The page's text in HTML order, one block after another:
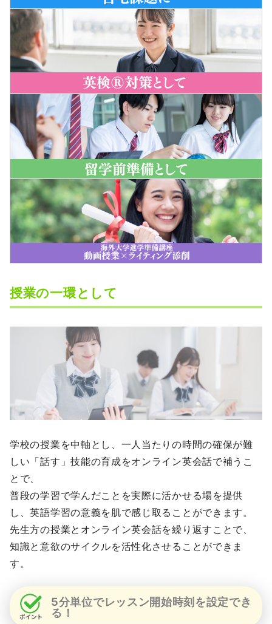
授業の一環として
学校の授業を中軸とし、一人当たりの時間の確保が難
しい「話す」技能の育成をオンライン英会話で補うこ
とで、
普段の学習で学んだことを実際に活かせる場を提供
し、英語学習の意義を肌で感じ取ることができます。
先生方の授業とオンライン英会話を繰り返すことで、
知識と意欲のサイクルを活性化させることができま
す。
5分単位でレッスン開始時刻を設定でき
る！